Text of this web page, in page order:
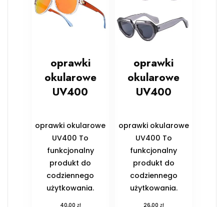
oprawki
okularowe
UV400
oprawki okularowe
UV400 To
funkcjonalny
produkt do
codziennego
użytkowania.
40,00 zł
oprawki
okularowe
UV400
oprawki okularowe
UV400 To
funkcjonalny
produkt do
codziennego
użytkowania.
26,00 zł